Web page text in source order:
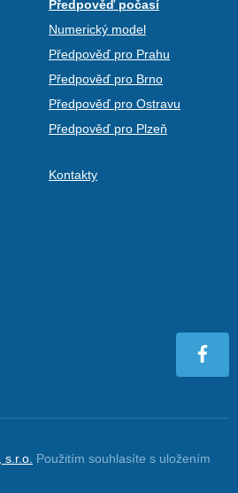
Předpověď počasí
Numerický model
Předpověď pro Prahu
Předpověď pro Brno
Předpověď pro Ostravu
Předpověď pro Plzeň
Kontakty
s.r.o. Použitím souhlasíte s uložením